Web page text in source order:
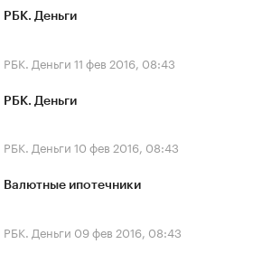
РБК. Деньги
РБК. Деньги 11 фев 2016, 08:43
РБК. Деньги
РБК. Деньги 10 фев 2016, 08:43
Валютные ипотечники
РБК. Деньги 09 фев 2016, 08:43